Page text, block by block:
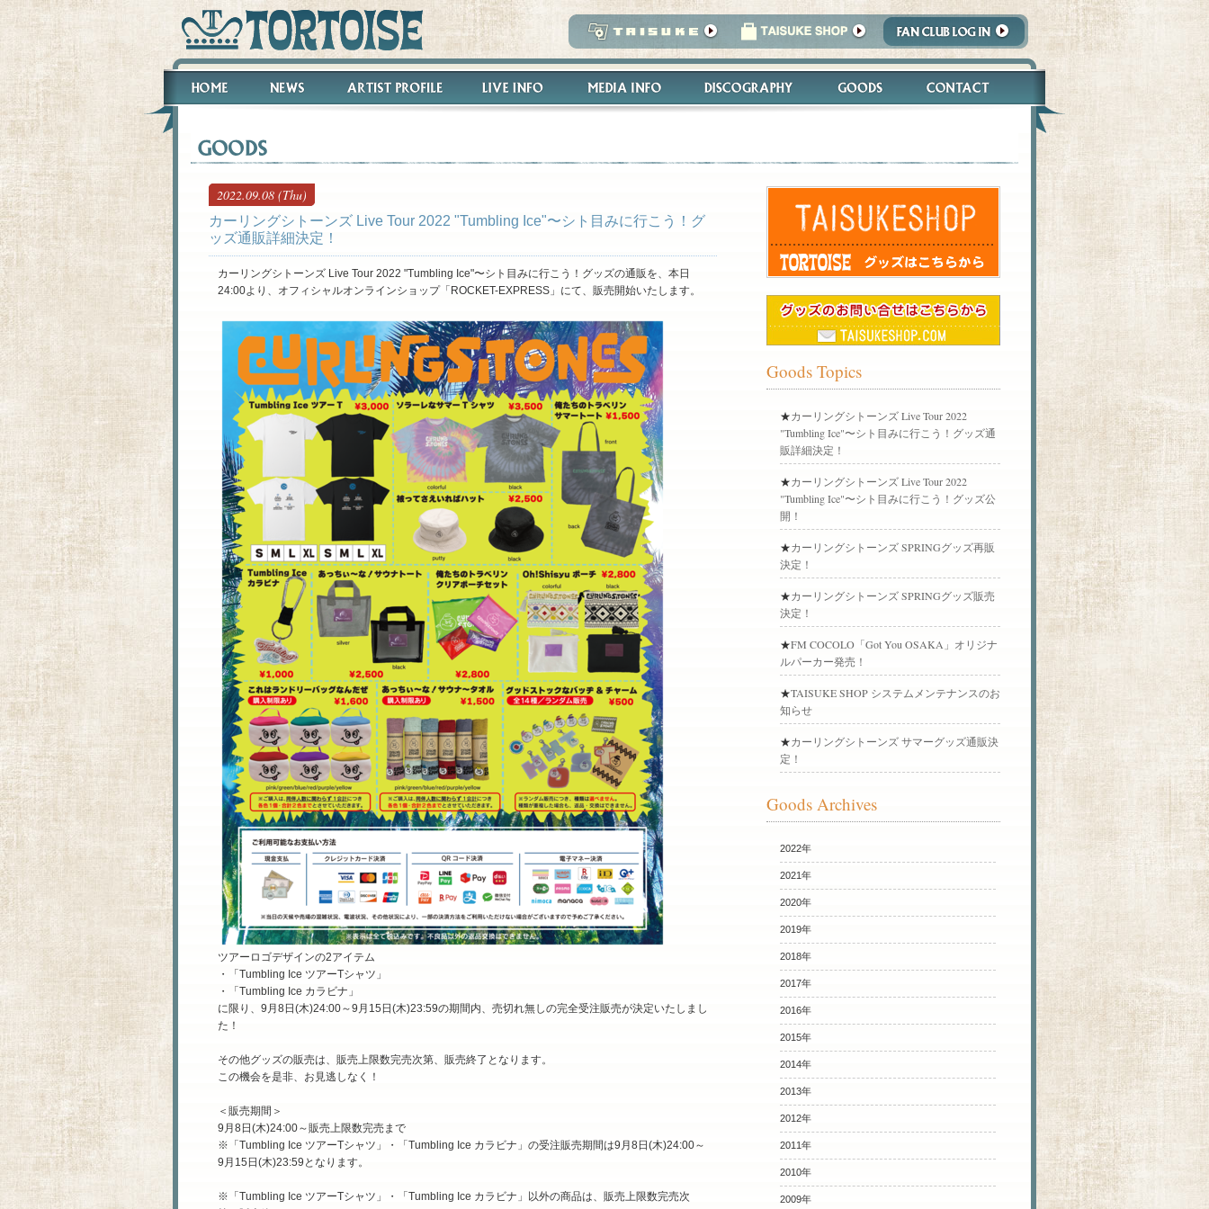
2022.09.08 (Thu)
​カーリングシトーンズ Live Tour 2022 "Tumbling Ice"〜シト目みに行こう！グ
ッズ通販詳細決定！
カーリングシトーンズ Live Tour 2022 "Tumbling Ice"〜シト目みに行こう！グッズの通販を、本日
24:00より、オフィシャルオンラインショップ「ROCKET-EXPRESS」にて、販売開始いたします。
ツアーロゴデザインの2アイテム
・「Tumbling Ice ツアーTシャツ」
・「Tumbling Ice カラビナ」
に限り、9月8日(木)24:00～9月15日(木)23:59の期間内、売切れ無しの完全受注販売が決定いたしまし
た！
その他グッズの販売は、販売上限数完売次第、販売終了となります。
この機会を是非、お見逃しなく！
＜販売期間＞
9月8日(木)24:00～販売上限数完売まで
※「Tumbling Ice ツアーTシャツ」・「Tumbling Ice カラビナ」の受注販売期間は9月8日(木)24:00～
9月15日(木)23:59となります。
※「Tumbling Ice ツアーTシャツ」・「Tumbling Ice カラビナ」以外の商品は、販売上限数完売次
Goods Topics
★​カーリングシトーンズ Live Tour 2022
"Tumbling Ice"〜シト目みに行こう！グッズ通
販詳細決定！
★​カーリングシトーンズ Live Tour 2022
"Tumbling Ice"〜シト目みに行こう！グッズ公
開！
★​カーリングシトーンズ SPRINGグッズ再販
決定！
★​カーリングシトーンズ SPRINGグッズ販売
決定！
★​FM COCOLO「Got You OSAKA」オリジナ
ルパーカー発売！
★​TAISUKE SHOP システムメンテナンスのお
知らせ
★​カーリングシトーンズ サマーグッズ通販決
定！
Goods Archives
2022年
2021年
2020年
2019年
2018年
2017年
2016年
2015年
2014年
2013年
2012年
2011年
2010年
2009年